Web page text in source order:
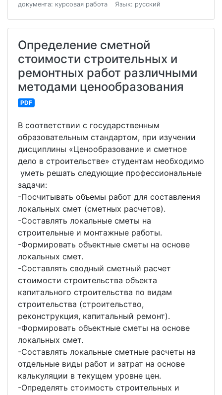
документа: курсовая работа
Язык: русский
Определение сметной
стоимости строительных и
ремонтных работ различными
методами ценообразования
PDF
В соответствии с государственным
образовательным стандартом, при изучении
дисциплины «Ценообразование и сметное
дело в строительстве» студентам необходимо
уметь решать следующие профессиональные
задачи:
-Посчитывать объемы работ для составления
локальных смет (сметных расчетов).
-Составлять локальные сметы на
строительные и монтажные работы.
-Формировать объектные сметы на основе
локальных смет.
-Составлять сводный сметный расчет
стоимости строительства объекта
капитального строительства по видам
строительства (строительство,
реконструкция, капитальный ремонт).
-Формировать объектные сметы на основе
локальных смет.
-Составлять локальные сметные расчеты на
отдельные виды работ и затрат на основе
калькуляции в текущем уровне цен.
-Определять стоимость строительных и